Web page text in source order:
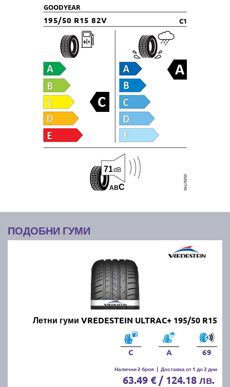
GOODYEAR
195/50 R15 82V C1
ABC
71dB
ПОДОБНИ ГУМИ
Летни гуми VREDESTEIN ULTRAC+ 195/50 R15
C A 69
Налични 2 броя | Доставка от 1 до 2 дни
63.49 € / 124.18 лв.